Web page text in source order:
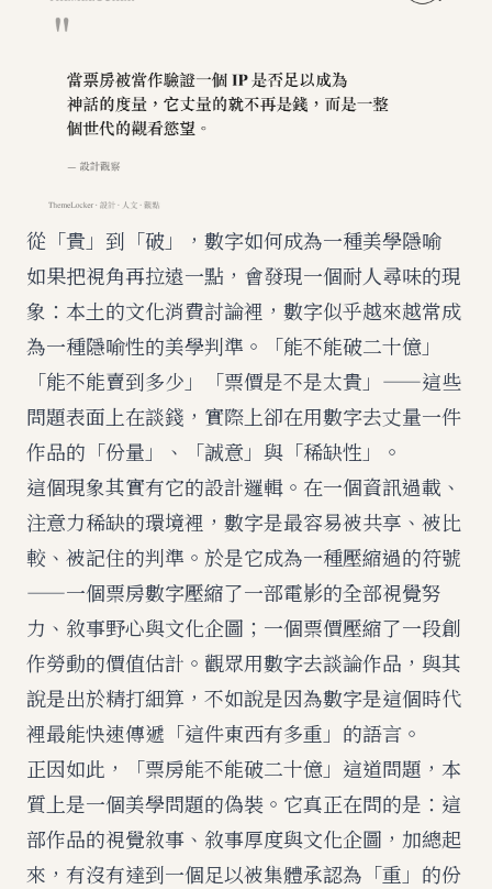
從「貴」到「破」，數字如何成為一種美學隱喻
如果把視角再拉遠一點，會發現一個耐人尋味的現
象：本土的文化消費討論裡，數字似乎越來越常成
為一種隱喻性的美學判準。「能不能破二十億」
「能不能賣到多少」「票價是不是太貴」——這些
問題表面上在談錢，實際上卻在用數字去丈量一件
作品的「份量」、「誠意」與「稀缺性」。
這個現象其實有它的設計邏輯。在一個資訊過載、
注意力稀缺的環境裡，數字是最容易被共享、被比
較、被記住的判準。於是它成為一種壓縮過的符號
——一個票房數字壓縮了一部電影的全部視覺努
力、敘事野心與文化企圖；一個票價壓縮了一段創
作勞動的價值估計。觀眾用數字去談論作品，與其
說是出於精打細算，不如說是因為數字是這個時代
裡最能快速傳遞「這件東西有多重」的語言。
正因如此，「票房能不能破二十億」這道問題，本
質上是一個美學問題的偽裝。它真正在問的是：這
部作品的視覺敘事、敘事厚度與文化企圖，加總起
來，有沒有達到一個足以被集體承認為「重」的份